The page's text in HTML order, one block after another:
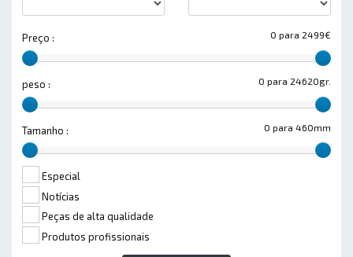
0 para 2499€
Preço :
0 para 24620gr.
peso :
0 para 460mm
Tamanho :
Especial
Notícias
Peças de alta qualidade
Produtos profissionais